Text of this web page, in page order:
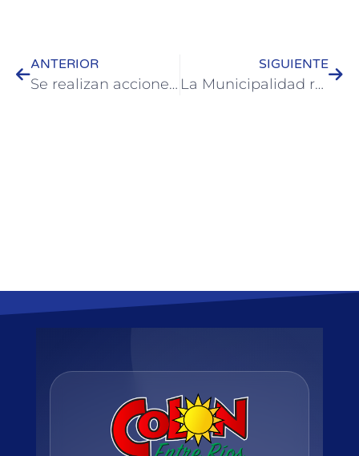
ANTERIOR
Se realizan acciones junto a estudiantes de la promoción 2020
SIGUIENTE
La Municipalidad realiza la reposición de lapachos rosados